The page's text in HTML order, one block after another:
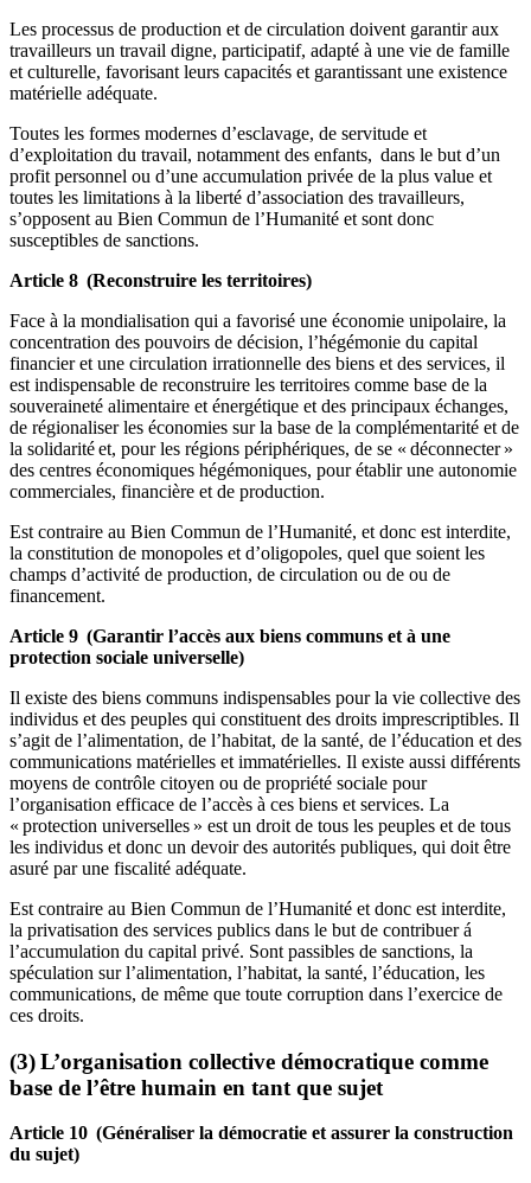
Les processus de production et de circulation doivent garantir aux
travailleurs un travail digne, participatif, adapté à une vie de famille
et culturelle, favorisant leurs capacités et garantissant une existence
matérielle adéquate.
Toutes les formes modernes d’esclavage, de servitude et
d’exploitation du travail, notamment des enfants, dans le but d’un
profit personnel ou d’une accumulation privée de la plus value et
toutes les limitations à la liberté d’association des travailleurs,
s’opposent au Bien Commun de l’Humanité et sont donc
susceptibles de sanctions.
Article 8 (Reconstruire les territoires)
Face à la mondialisation qui a favorisé une économie unipolaire, la
concentration des pouvoirs de décision, l’hégémonie du capital
financier et une circulation irrationnelle des biens et des services, il
est indispensable de reconstruire les territoires comme base de la
souveraineté alimentaire et énergétique et des principaux échanges,
de régionaliser les économies sur la base de la complémentarité et de
la solidarité et, pour les régions périphériques, de se « déconnecter »
des centres économiques hégémoniques, pour établir une autonomie
commerciales, financière et de production.
Est contraire au Bien Commun de l’Humanité, et donc est interdite,
la constitution de monopoles et d’oligopoles, quel que soient les
champs d’activité de production, de circulation ou de ou de
financement.
Article 9 (Garantir l’accès aux biens communs et à une
protection sociale universelle)
Il existe des biens communs indispensables pour la vie collective des
individus et des peuples qui constituent des droits imprescriptibles. Il
s’agit de l’alimentation, de l’habitat, de la santé, de l’éducation et des
communications matérielles et immatérielles. Il existe aussi différents
moyens de contrôle citoyen ou de propriété sociale pour
l’organisation efficace de l’accès à ces biens et services. La
« protection universelles » est un droit de tous les peuples et de tous
les individus et donc un devoir des autorités publiques, qui doit être
asuré par une fiscalité adéquate.
Est contraire au Bien Commun de l’Humanité et donc est interdite,
la privatisation des services publics dans le but de contribuer á
l’accumulation du capital privé. Sont passibles de sanctions, la
spéculation sur l’alimentation, l’habitat, la santé, l’éducation, les
communications, de même que toute corruption dans l’exercice de
ces droits.
(3) L’organisation collective démocratique comme
base de l’être humain en tant que sujet
Article 10 (Généraliser la démocratie et assurer la construction
du sujet)